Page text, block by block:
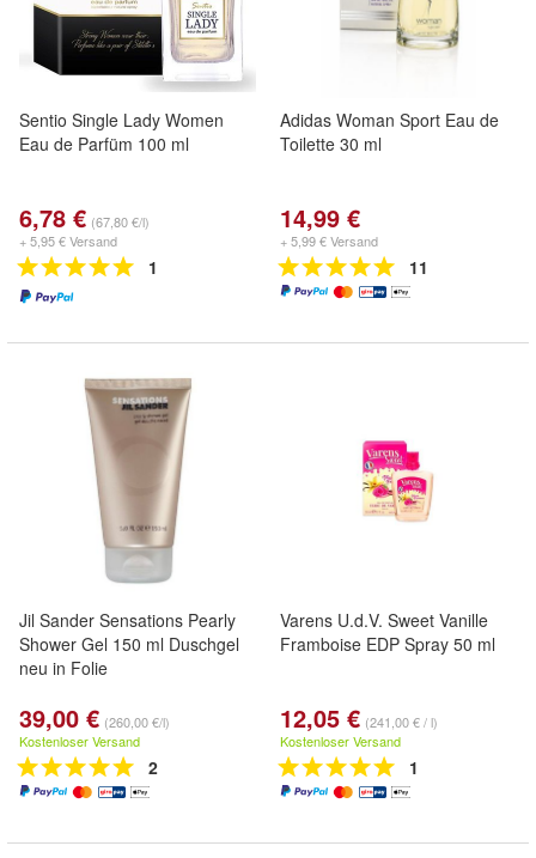
Sentio Single Lady Women
Eau de Parfüm 100 ml
6,78 € (67,80 €/l)
+ 5,95 € Versand
1
Adidas Woman Sport Eau de
Toilette 30 ml
14,99 €
+ 5,99 € Versand
11
Jil Sander Sensations Pearly
Shower Gel 150 ml Duschgel
neu in Folie
39,00 € (260,00 €/l)
Kostenloser Versand
2
Varens U.d.V. Sweet Vanille
Framboise EDP Spray 50 ml
12,05 € (241,00 € / l)
Kostenloser Versand
1